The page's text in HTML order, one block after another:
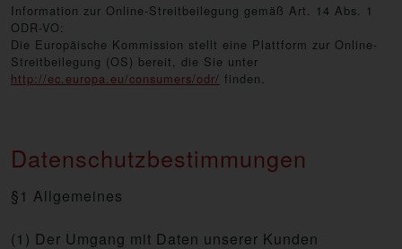
Information zur Online-Streitbeilegung gemäß Art. 14 Abs. 1
ODR-VO:
Die Europäische Kommission stellt eine Plattform zur Online-
Streitbeilegung (OS) bereit, die Sie unter
http://ec.europa.eu/consumers/odr/ finden.
Datenschutzbestimmungen
§1 Allgemeines
(1) Der Umgang mit Daten unserer Kunden